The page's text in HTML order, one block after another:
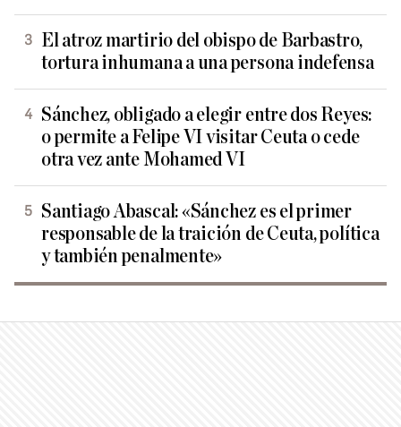
El atroz martirio del obispo de Barbastro,
tortura inhumana a una persona indefensa
Sánchez, obligado a elegir entre dos Reyes:
o permite a Felipe VI visitar Ceuta o cede
otra vez ante Mohamed VI
Santiago Abascal: «Sánchez es el primer
responsable de la traición de Ceuta, política
y también penalmente»